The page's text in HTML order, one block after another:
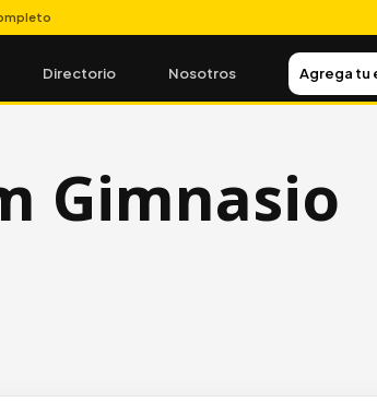
Directorio Nosotros Agrega tu
Gimnasio